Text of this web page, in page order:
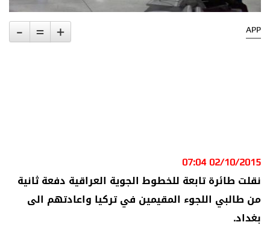
APP
+
=
-
02/10/2015 07:04
نقلت طائرة تابعة للخطوط الجوية العراقية دفعة ثانية
من طالبي اللجوء المقيمين في تركيا واعادتهم الى
بغداد.